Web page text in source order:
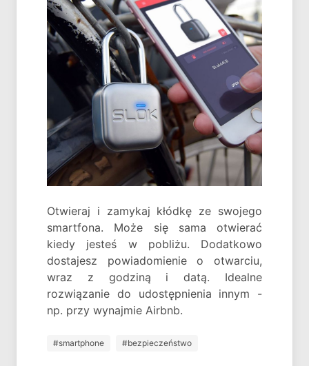
Otwieraj i zamykaj kłódkę ze swojego
smartfona. Może się sama otwierać
kiedy jesteś w pobliżu. Dodatkowo
dostajesz powiadomienie o otwarciu,
wraz z godziną i datą. Idealne
rozwiązanie do udostępnienia innym -
np. przy wynajmie Airbnb.
#smartphone #bezpieczeństwo